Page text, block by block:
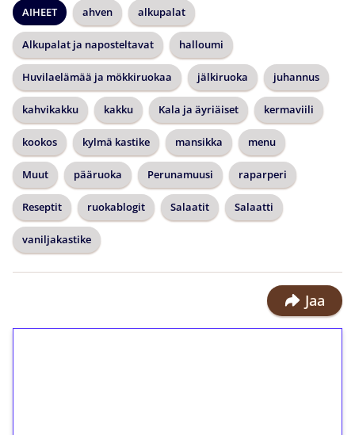
AIHEET ahven alkupalat
Alkupalat ja naposteltavat halloumi
Huvilaelämää ja mökkiruokaa jälkiruoka juhannus
kahvikakku kakku Kala ja äyriäiset kermaviili
kookos kylmä kastike mansikka menu
Muut pääruoka Perunamuusi raparperi
Reseptit ruokablogit Salaatit Salaatti
vaniljakastike
Jaa